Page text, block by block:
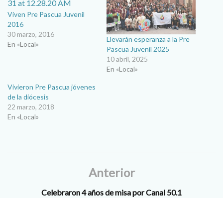
Viven Pre Pascua Juvenil
2016
30 marzo, 2016
En «Local»
Llevarán esperanza a la Pre
Pascua Juvenil 2025
10 abril, 2025
En «Local»
Vivieron Pre Pascua jóvenes
de la diócesis
22 marzo, 2018
En «Local»
Anterior
Celebraron 4 años de misa por Canal 50.1